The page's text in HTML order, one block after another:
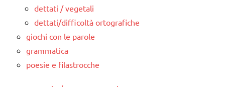
dettati / vegetali
dettati/difficoltà ortografiche
giochi con le parole
grammatica
poesie e filastrocche